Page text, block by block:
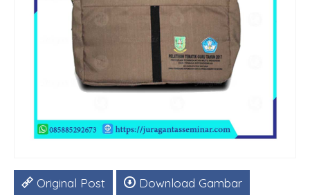
Original Post Download Gambar